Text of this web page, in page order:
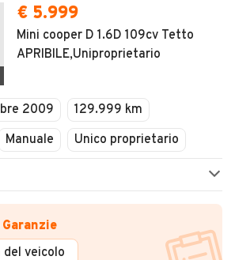
€ 5.999
Mini cooper D 1.6D 109cv Tetto
APRIBILE,Uniproprietario
2009
129.999 km
Manuale Unico proprietario
veicolo